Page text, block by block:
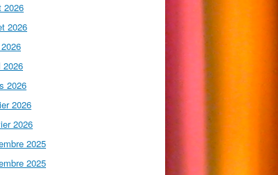
2026
2026
2026
2026
2026
2026
2025
2025